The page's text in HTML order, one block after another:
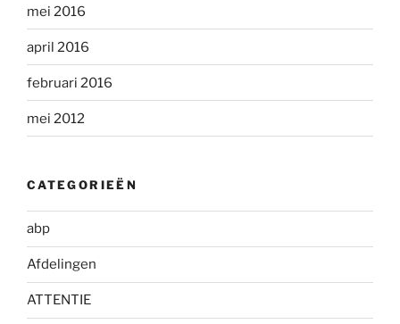
mei 2016
april 2016
februari 2016
mei 2012
CATEGORIEËN
abp
Afdelingen
ATTENTIE